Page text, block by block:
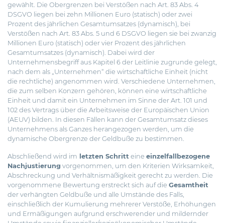
gewählt. Die Obergrenzen bei Verstößen nach Art. 83 Abs. 4
DSGVO liegen bei zehn Millionen Euro (statisch) oder zwei
Prozent des jährlichen Gesamtumsatzes (dynamisch), bei
Verstößen nach Art. 83 Abs. 5 und 6 DSGVO liegen sie bei zwanzig
Millionen Euro (statisch) oder vier Prozent des jährlichen
Gesamtumsatzes (dynamisch). Dabei wird der
Unternehmensbegriff aus Kapitel 6 der Leitlinie zugrunde gelegt,
nach dem als „Unternehmen“ die wirtschaftliche Einheit (nicht
die rechtliche) angenommen wird. Verschiedene Unternehmen,
die zum selben Konzern gehören, können eine wirtschaftliche
Einheit und damit ein Unternehmen im Sinne der Art. 101 und
102 des Vertrags über die Arbeitsweise der Europäischen Union
(AEUV) bilden. In diesen Fällen kann der Gesamtumsatz dieses
Unternehmens als Ganzes herangezogen werden, um die
dynamische Obergrenze der Geldbuße zu bestimmen.
Abschließend wird im letzten Schritt eine einzelfallbezogene
Nachjustierung vorgenommen, um den Kriterien Wirksamkeit,
Abschreckung und Verhältnismäßigkeit gerecht zu werden. Die
vorgenommene Bewertung erstreckt sich auf die Gesamtheit
der verhängten Geldbuße und alle Umstände des Falls,
einschließlich der Kumulierung mehrerer Verstöße, Erhöhungen
und Ermäßigungen aufgrund erschwerender und mildernder